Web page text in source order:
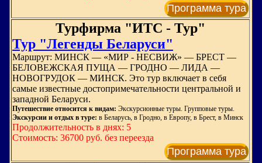
Программа тура
Турфирма "ИТС - Тур"
Тур "Легенды Беларуси"
Маршрут: МИНСК — «МИР - НЕСВИЖ» — БРЕСТ —
БЕЛОВЕЖСКАЯ ПУЩА — ГРОДНО — ЛИДА —
НОВОГРУДОК — МИНСК. Это тур включает в себя
самые известные достопримечательности центральной и
западной Беларуси.
Путешествие относится к видам: Экскурсионные туры. Групповые туры.
Экскурсии и отдых в туре: в Беларусь, в Гродно, в Европу, в Брест, в Минск
Продолжительность в днях: 5
Стоимость: 36700 руб. без переезда
Программа тура